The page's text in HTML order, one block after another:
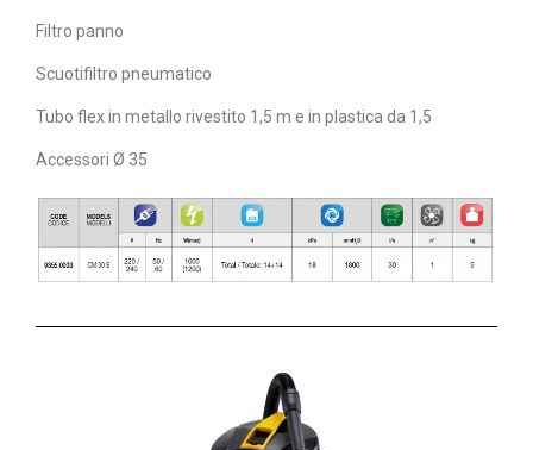
Filtro panno
Scuotifiltro pneumatico
Tubo flex in metallo rivestito 1,5 m e in plastica da 1,5
Accessori Ø 35